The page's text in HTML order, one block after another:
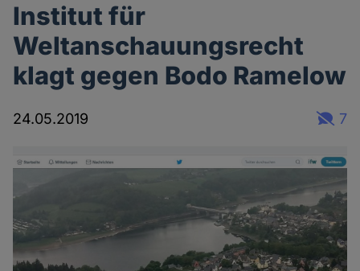
Institut für
Weltanschauungsrecht
klagt gegen Bodo Ramelow
24.05.2019 7